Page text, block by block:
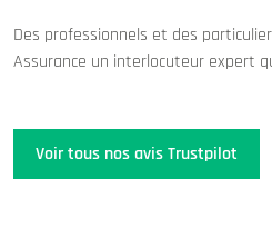
Des professionnels et des
Assurance un interlocuteur expert
Voir tous nos avis Trustpilot